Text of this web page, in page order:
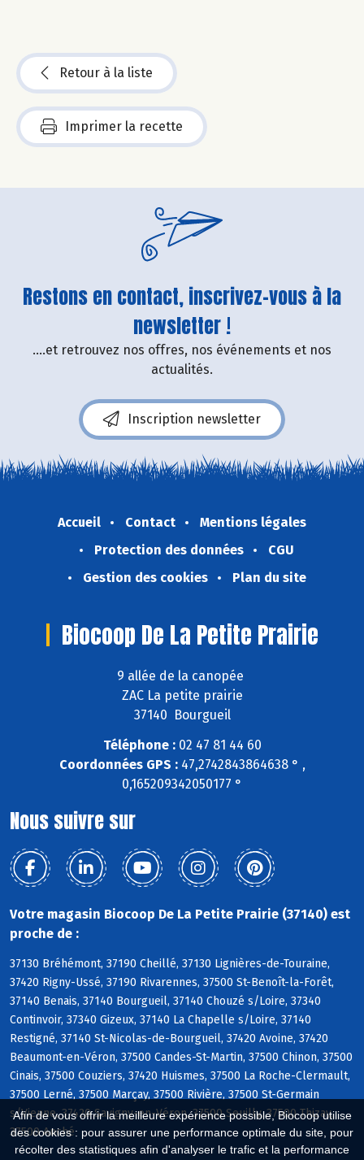
Afin de vous offrir la meilleure expérience possible, Biocoop utilise
des cookies : pour assurer une performance optimale du site, pour
récolter des statistiques afin d'analyser le trafic et la performance
Retour à la liste
Imprimer la recette
Restons en contact, inscrivez-vous à la
newsletter !
....et retrouvez nos offres, nos événements et nos
actualités.
Inscription newsletter
Accueil Contact
Mentions légales
Protection des données
CGU
Gestion des cookies
Plan du site
Biocoop De La Petite Prairie
9 allée de la canopée
ZAC La petite prairie
37140 Bourgueil
Téléphone :02 47 81 44 60
Coordonnées GPS :47,2742843864638 ° ,
0,165209342050177 °
Nous suivre sur
Votre magasin Biocoop De La Petite Prairie (37140) est
proche de :
37130 Bréhémont, 37190 Cheillé, 37130 Lignières-de-Touraine,
37420 Rigny-Ussé, 37190 Rivarennes, 37500 St-Benoît-la-Forêt,
37140 Benais, 37140 Bourgueil, 37140 Chouzé s/Loire, 37340
Continvoir, 37340 Gizeux, 37140 La Chapelle s/Loire, 37140
Restigné, 37140 St-Nicolas-de-Bourgueil, 37420 Avoine, 37420
Beaumont-en-Véron, 37500 Candes-St-Martin, 37500 Chinon, 37500
Cinais, 37500 Couziers, 37420 Huismes, 37500 La Roche-Clermault,
37500 Lerné, 37500 Marçay, 37500 Rivière, 37500 St-Germain
s/Vienne, 37420 Savigny-en-Véron, 37500 Seuilly, 37500 Thizay,
37500 Anché